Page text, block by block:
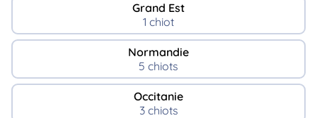
Grand Est
1 chiot
Normandie
5 chiots
Occitanie
3 chiots